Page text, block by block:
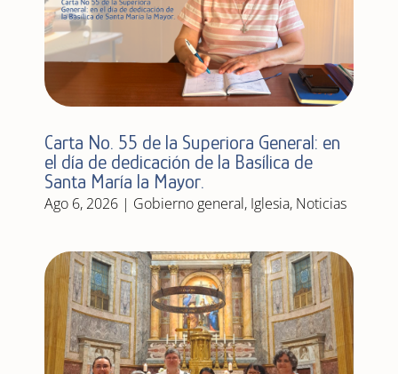
Carta No. 55 de la Superiora General: en
el día de dedicación de la Basílica de
Santa María la Mayor.
Ago 6, 2026| Gobierno general, Iglesia, Noticias